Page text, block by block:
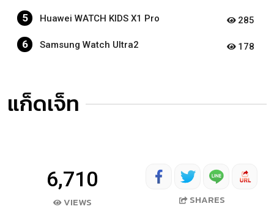
5 Huawei WATCH KIDS X1 Pro 285
6 Samsung Watch Ultra2 178
แก็ดเจ็ท
6,710
VIEWS SHARES